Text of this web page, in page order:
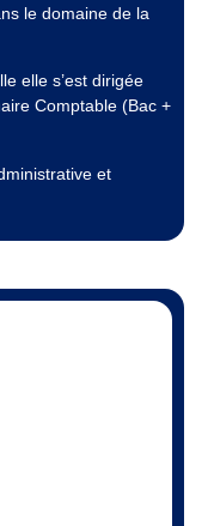
le domaine de la
elle s’est dirigée
Comptable (Bac +
et